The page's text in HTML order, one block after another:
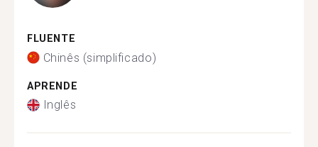
FLUENTE
Chinês (simplificado)
APRENDE
Inglês